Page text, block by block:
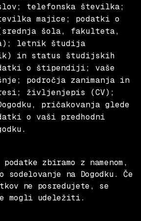
telefonska številka;
majice; podatki o
šola, fakulteta,
letnik študija
in status študijskih
o štipendiji; vaše
področja zanimanja in
življenjepis (CV);
pričakovanja glede
o vaši predhodni
podatke zbiramo z namenom,
sodelovanje na Dogodku. Če
ne posredujete, se
mogli udeležiti.